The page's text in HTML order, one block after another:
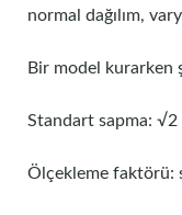
normal dağılım,
Bir model kurarken
Standart sapma: √2
Ölçekleme faktörü: